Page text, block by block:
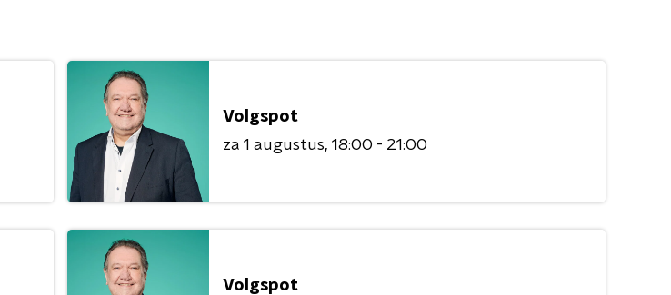
Volgspot
za 1 augustus 18:00 - 21:00
Volgspot